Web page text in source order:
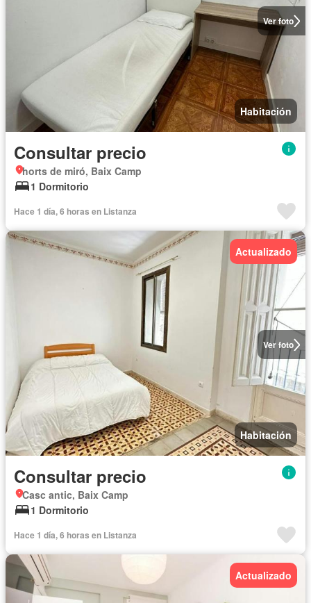
Ver foto
Habitación
Consultar precio
horts de miró, Baix Camp
1 Dormitorio
Hace 1 día, 6 horas en Listanza
Ver foto
Actualizado
Habitación
Consultar precio
Casc antic, Baix Camp
1 Dormitorio
Hace 1 día, 6 horas en Listanza
Actualizado